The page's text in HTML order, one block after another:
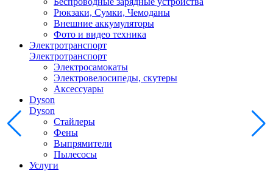
Рюкзаки, Сумки, Чемоданы
Внешние аккумуляторы
Фото и видео техника
Электротранспорт
Электротранспорт
Электросамокаты
Электровелосипеды, скутеры
Аксессуары
Dyson
Dyson
Стайлеры
Фены
Выпрямители
Пылесосы
Услуги